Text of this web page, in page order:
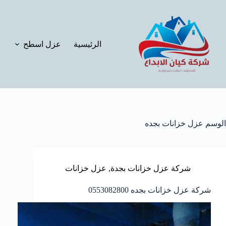
الرئيسية عزل اسطح
الوسم عزل خزانات بجده
شركة عزل خزانات بجدة, عزل خزانات
شركة عزل خزانات بجده 0553082800